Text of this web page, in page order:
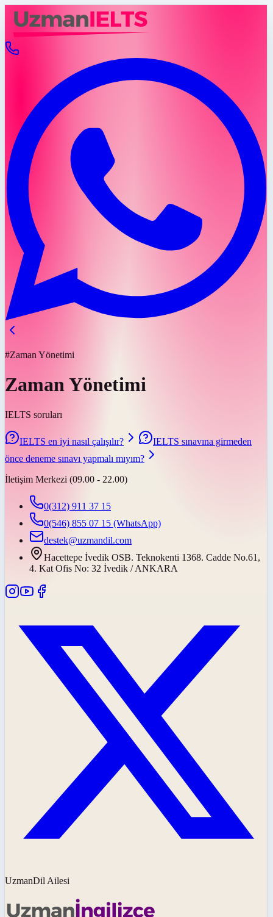
#Zaman Yönetimi
Zaman Yönetimi
IELTS soruları
IELTS en iyi nasıl çalışılır?
IELTS sınavına girmeden
önce deneme sınavı yapmalı mıyım?
İletişim Merkezi (09.00 - 22.00)
0(312) 911 37 15
0(546) 855 07 15 (WhatsApp)
destek@uzmandil.com
Hacettepe İvedik OSB. Teknokenti 1368. Cadde No.61,
4. Kat Ofis No: 32 İvedik / ANKARA
UzmanDil Ailesi